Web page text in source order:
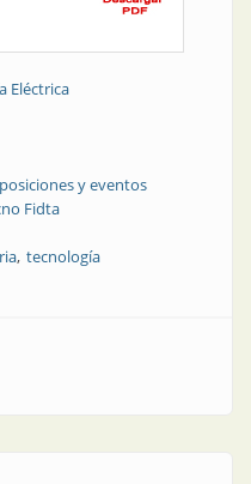
Eléctrica
y eventos
Fidta
tecnología
| Convocatoria y